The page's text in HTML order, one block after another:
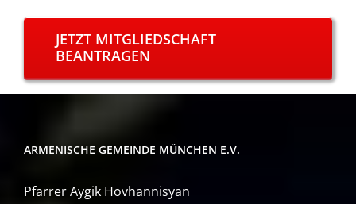
JETZT MITGLIEDSCHAFT
BEANTRAGEN
ARMENISCHE GEMEINDE MÜNCHEN E.V.
Pfarrer Aygik Hovhannisyan